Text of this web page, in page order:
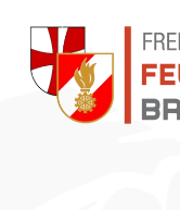
springen